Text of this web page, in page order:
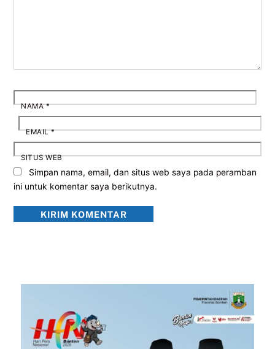
NAMA*
EMAIL*
SITUS WEB
Simpan nama, email, dan situs web saya pada peramban
ini untuk komentar saya berikutnya.